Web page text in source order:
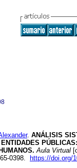
. ANÁLISIS
Aula Virtual
0398.
https://doi.org/